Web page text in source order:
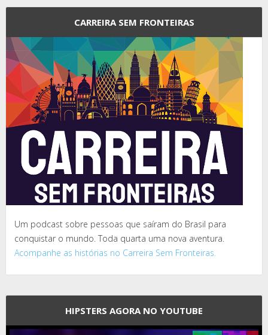
CARREIRA SEM FRONTEIRAS
Um podcast sobre pessoas que saíram do Brasil para
conquistar o mundo. Toda quarta uma nova aventura.
Acompanhe as histórias no Carreira Sem Fronteiras.
HIPSTERS AGORA NO YOUTUBE